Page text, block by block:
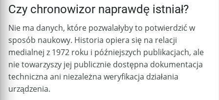
Czy chronowizor naprawdę istniał?
Nie ma danych, które pozwalałyby to potwierdzić w
sposób naukowy. Historia opiera się na relacji
medialnej z 1972 roku i późniejszych publikacjach, ale
nie towarzyszy jej publicznie dostępna dokumentacja
techniczna ani niezależna weryfikacja działania
urządzenia.